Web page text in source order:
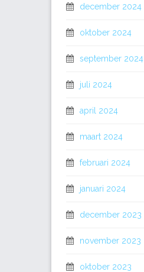
december 2024
oktober 2024
september 2024
juli 2024
april 2024
maart 2024
februari 2024
januari 2024
december 2023
november 2023
oktober 2023